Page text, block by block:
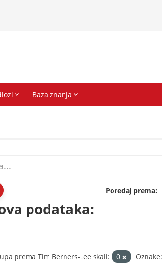
Poredaj prema
podataka:
prema Tim Berners-Lee skali: 0 Oznake: